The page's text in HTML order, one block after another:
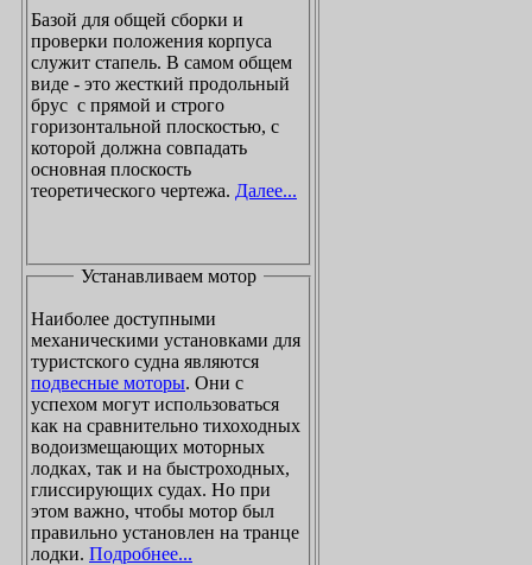
Базой для общей сборки и
проверки положения корпуса
служит стапель. В самом общем
виде - это жесткий продольный
брус с прямой и строго
горизонтальной плоскостью, с
которой должна совпадать
основная плоскость
теоретического чертежа. Далее...
Устанавливаем мотор
Наиболее доступными
механическими установками для
туристского судна являются
подвесные моторы. Они с
успехом могут использоваться
как на сравнительно тихоходных
водоизмещающих моторных
лодках, так и на быстроходных,
глиссирующих судах. Но при
этом важно, чтобы мотор был
правильно установлен на транце
лодки. Подробнее...